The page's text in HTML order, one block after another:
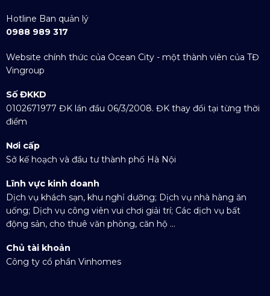
Hotline Ban quản lý
0988 989 317
Website chính thức của Ocean City - một thành viên của TĐ
Vingroup
Số ĐKKD
0102671977 ĐK lần đầu 06/3/2008. ĐK thay đổi tại từng thời
điểm
Nơi cấp
Sở kế hoạch và đầu tư thành phố Hà Nội
Lĩnh vực kinh doanh
Dịch vụ khách sạn, khu nghỉ dưỡng; Dịch vụ nhà hàng ăn
uống; Dịch vụ công viên vui chơi giải trí; Các dịch vụ bất
động sản, cho thuê văn phòng, căn hộ ...
Chủ tài khoản
Công ty cổ phần Vinhomes